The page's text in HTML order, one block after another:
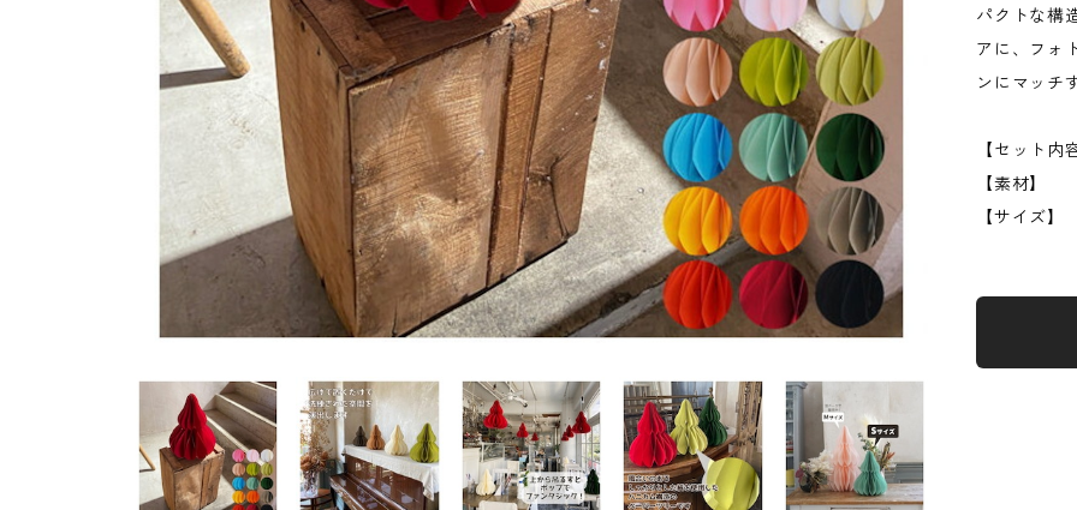
パクトな構
アに、フォ
ンにマッチ
【セット
【素材
【サイズ